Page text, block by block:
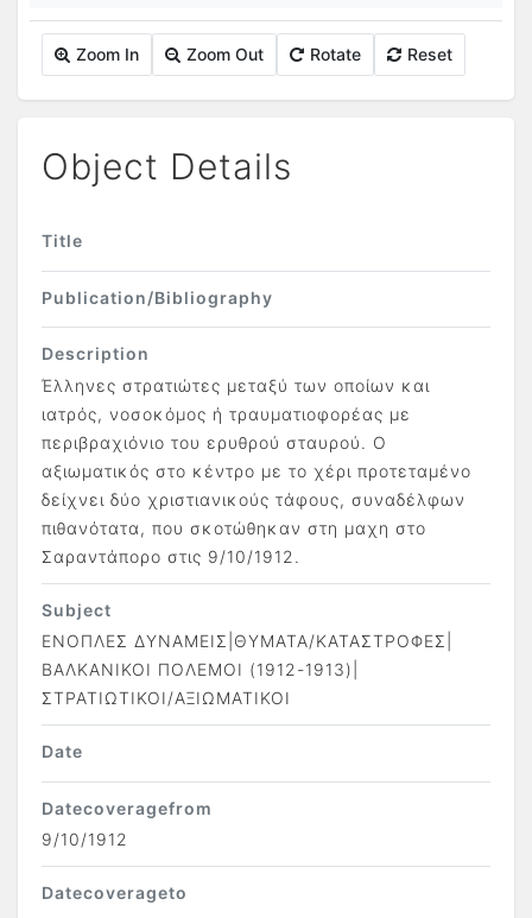
Zoom In Zoom Out Rotate Reset
Object Details
Title
Publication/Bibliography
Description
Έλληνες στρατιώτες μεταξύ των οποίων και
ιατρός, νοσοκόμος ή τραυματιοφορέας με
περιβραχιόνιο του ερυθρού σταυρού. Ο
αξιωματικός στο κέντρο με το χέρι προτεταμένο
δείχνει δύο χριστιανικούς τάφους, συναδέλφων
πιθανότατα, που σκοτώθηκαν στη μαχη στο
Σαραντάπορο στις 9/10/1912.
Subject
ΕΝΟΠΛΕΣ ΔΥΝΑΜΕΙΣ|ΘΥΜΑΤΑ/ΚΑΤΑΣΤΡΟΦΕΣ|
ΒΑΛΚΑΝΙΚΟΙ ΠΟΛΕΜΟΙ (1912-1913)|
ΣΤΡΑΤΙΩΤΙΚΟΙ/ΑΞΙΩΜΑΤΙΚΟΙ
Date
Datecoveragefrom
9/10/1912
Datecoverageto